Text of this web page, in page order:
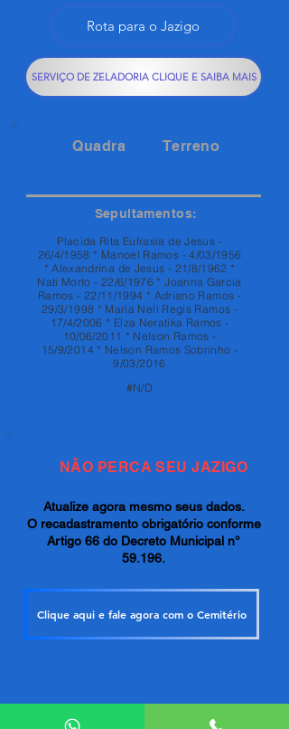
Rota para o Jazigo
SERVIÇO DE ZELADORIA CLIQUE E SAIBA MAIS
Quadra Terreno
Sepultamentos:
Placida Rita Eufrasia de Jesus -
26/4/1958 * Manoel Ramos - 4/03/1956
* Alexandrina de Jesus - 21/8/1962 *
Nati Morto - 22/6/1976 * Joanna Garcia
Ramos - 22/11/1994 * Adriano Ramos -
29/3/1998 * Maria Neli Regis Ramos -
17/4/2006 * Elza Neratika Ramos -
10/06/2011 * Nelson Ramos -
15/9/2014 * Nelson Ramos Sobrinho -
9/03/2016
#N/D
NÃO PERCA SEU JAZIGO
Atualize agora mesmo seus dados.
O recadastramento obrigatório conforme
Artigo 66 do Decreto Municipal n°
59.196.
Clique aqui e fale agora com o Cemitério